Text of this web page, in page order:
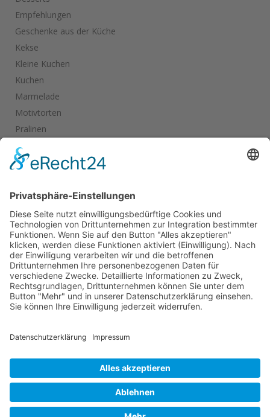
Empfehlungen
Geschenke aus der Küche
Kekse
Kleine Kuchen
Kuchen
Marmelade
Motivtorten
Pralinen
Salate
Salziges
start_torte
Torten
Weihnachtskekse
Hier dürfen Sie ein wenig stöbern
© Beates Backschätze .Datenschutz